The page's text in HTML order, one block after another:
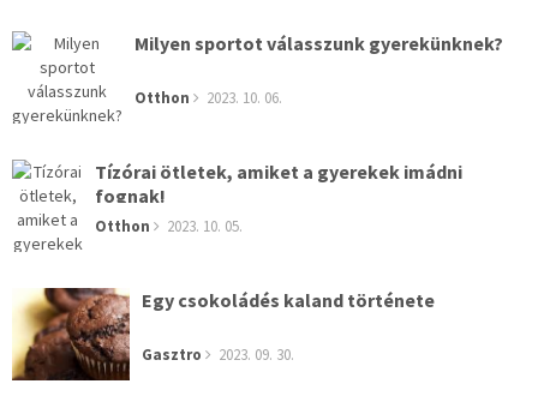
Milyen sportot válasszunk gyerekünknek?
Otthon 2023. 10. 06.
Tízórai ötletek, amiket a gyerekek imádni
fognak!
Otthon 2023. 10. 05.
Egy csokoládés kaland története
Gasztro 2023. 09. 30.